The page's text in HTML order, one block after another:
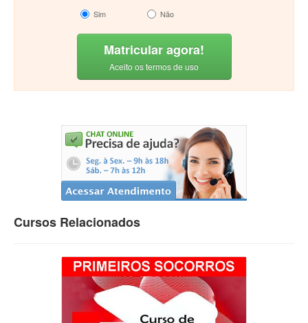
Sim Não
Matricular agora!
Aceito os termos de uso
Cursos Relacionados